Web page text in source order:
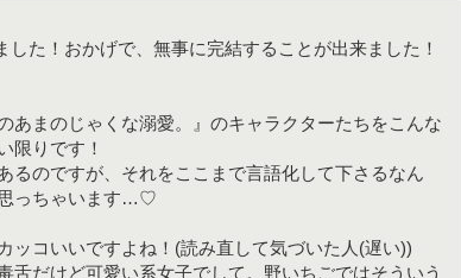
た！おかげで、無事に完結することが出来ました！
あまのじゃくな溺愛。』のキャラクターたちをこんな
限りです！
るのですが、それをここまで言語化して下さるなん
っちゃいます…♡
ッコいいですよね！(読み直して気づいた人(遅い))
舌だけど可愛い系女子でして。野いちごではそういう